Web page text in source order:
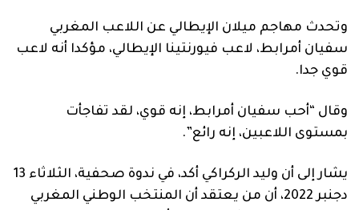
وتحدث مهاجم ميلان الإيطالي عن اللاعب المغربي
سفيان أمرابط، لاعب فيورنتينا الإيطالي، مؤكدا أنه لاعب
قوي جدا.
وقال “أحب سفيان أمرابط، إنه قوي، لقد تفاجأت
بمستوى اللاعبين، إنه رائع”.
يشار إلى أن وليد الركراكي أكد، في ندوة صحفية، الثلاثاء 13
دجنبر 2022، أن من يعتقد أن المنتخب الوطني المغربي